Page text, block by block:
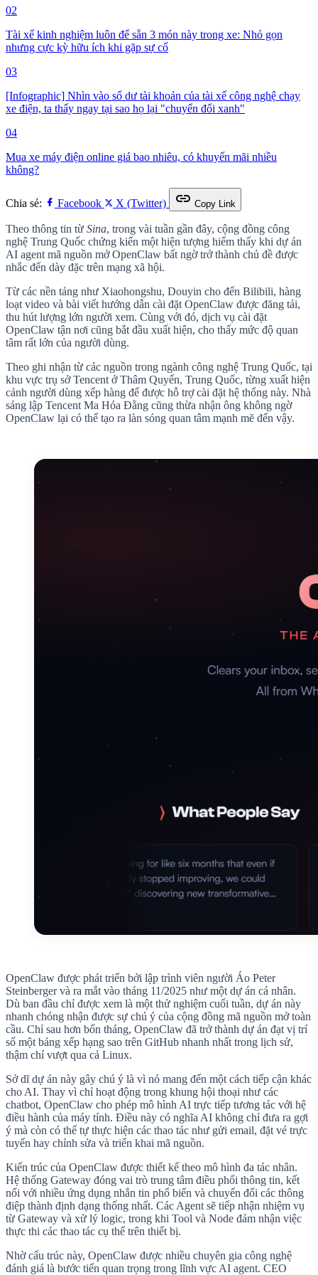
02
Tài xế kinh nghiệm luôn để sẵn 3 món này trong xe: Nhỏ gọn
nhưng cực kỳ hữu ích khi gặp sự cố
03
[Infographic] Nhìn vào số dư tài khoản của tài xế công nghệ chạy
xe điện, ta thấy ngay tại sao họ lại "chuyển đổi xanh"
04
Mua xe máy điện online giá bao nhiêu, có khuyến mãi nhiều
không?
Chia sẻ: Facebook X (Twitter) link Copy Link
Theo thông tin từ Sina, trong vài tuần gần đây, cộng đồng công
nghệ Trung Quốc chứng kiến một hiện tượng hiếm thấy khi dự án
AI agent mã nguồn mở OpenClaw bất ngờ trở thành chủ đề được
nhắc đến dày đặc trên mạng xã hội.
Từ các nền tảng như Xiaohongshu, Douyin cho đến Bilibili, hàng
loạt video và bài viết hướng dẫn cài đặt OpenClaw được đăng tải,
thu hút lượng lớn người xem. Cùng với đó, dịch vụ cài đặt
OpenClaw tận nơi cũng bắt đầu xuất hiện, cho thấy mức độ quan
tâm rất lớn của người dùng.
Theo ghi nhận từ các nguồn trong ngành công nghệ Trung Quốc, tại
khu vực trụ sở Tencent ở Thâm Quyến, Trung Quốc, từng xuất hiện
cảnh người dùng xếp hàng để được hỗ trợ cài đặt hệ thống này. Nhà
sáng lập Tencent Ma Hóa Đằng cũng thừa nhận ông không ngờ
OpenClaw lại có thể tạo ra làn sóng quan tâm mạnh mẽ đến vậy.
OpenClaw được phát triển bởi lập trình viên người Áo Peter
Steinberger và ra mắt vào tháng 11/2025 như một dự án cá nhân.
Dù ban đầu chỉ được xem là một thử nghiệm cuối tuần, dự án này
nhanh chóng nhận được sự chú ý của cộng đồng mã nguồn mở toàn
cầu. Chỉ sau hơn bốn tháng, OpenClaw đã trở thành dự án đạt vị trí
số một bảng xếp hạng sao trên GitHub nhanh nhất trong lịch sử,
thậm chí vượt qua cả Linux.
Sở dĩ dự án này gây chú ý là vì nó mang đến một cách tiếp cận khác
cho AI. Thay vì chỉ hoạt động trong khung hội thoại như các
chatbot, OpenClaw cho phép mô hình AI trực tiếp tương tác với hệ
điều hành của máy tính. Điều này có nghĩa AI không chỉ đưa ra gợi
ý mà còn có thể tự thực hiện các thao tác như gửi email, đặt vé trực
tuyến hay chỉnh sửa và triển khai mã nguồn.
Kiến trúc của OpenClaw được thiết kế theo mô hình đa tác nhân.
Hệ thống Gateway đóng vai trò trung tâm điều phối thông tin, kết
nối với nhiều ứng dụng nhắn tin phổ biến và chuyển đổi các thông
điệp thành định dạng thống nhất. Các Agent sẽ tiếp nhận nhiệm vụ
từ Gateway và xử lý logic, trong khi Tool và Node đảm nhận việc
thực thi các thao tác cụ thể trên thiết bị.
Nhờ cấu trúc này, OpenClaw được nhiều chuyên gia công nghệ
đánh giá là bước tiến quan trọng trong lĩnh vực AI agent. CEO